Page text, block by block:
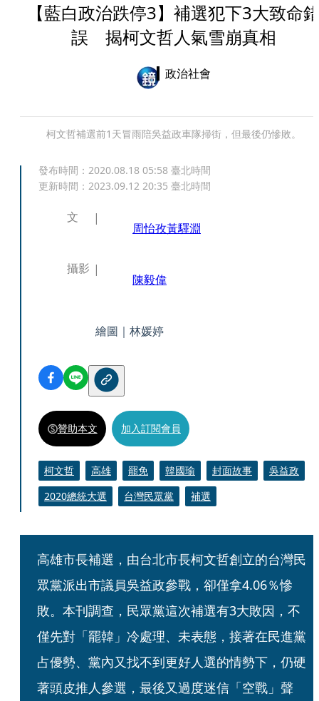
【藍白政治跌停3】補選犯下3大致命
誤 揭柯文哲人氣雪崩真相
政治社會
柯文哲補選前1天冒雨陪吳益政車隊掃街，但最後仍慘敗。
發布時間： 2020.08.18 05:58 臺北時間
更新時間： 2023.09.12 20:35 臺北時間
文
周怡孜黃驛淵
攝影
陳毅偉
繪圖｜林媛婷
贊助本文 加入訂閱會員
柯文哲 高雄 罷免 韓國瑜 封面故事
吳益政
2020總統大選
台灣民眾黨 補選
高雄市長補選，由台北市長柯文哲創立的台灣民
眾黨派出市議員吳益政參戰，卻僅拿4.06％慘
敗。本刊調查，民眾黨這次補選有3大敗因，不
僅先對「罷韓」冷處理、未表態，接著在民進黨
占優勢、黨內又找不到更好人選的情勢下，仍硬
著頭皮推人參選，最後又過度迷信「空戰」聲